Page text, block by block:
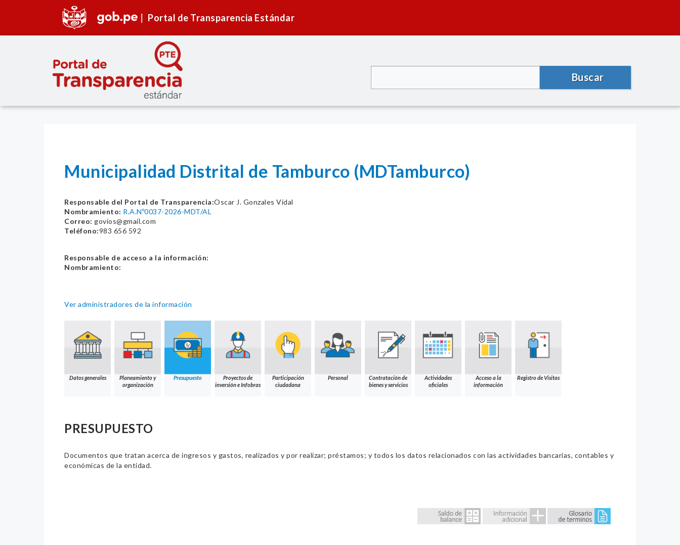
Portal de Transparencia Estándar
Buscar
Municipalidad Distrital de Tamburco (MDTamburco)
Responsable del Portal de Transparencia:Oscar J. Gonzales Vidal
Nombramiento: R.A.Nº0037-2026-MDT/AL
Correo: govios@gmail.com
Teléfono:983 656 592
Responsable de acceso a la información:
Nombramiento:
Ver administradores de la información
Datos generales
Planeamiento y
organización
Presupuesto
Proyectos de
inversión e Infobras
Participación
ciudadana
Personal
Contratación de
bienes y servicios
Actividades
oficiales
Acceso a la
información
Registro de Visitas
PRESUPUESTO
Documentos que tratan acerca de ingresos y gastos, realizados y por realizar; préstamos; y todos los datos relacionados con las actividades bancarias, contables y
económicas de la entidad.